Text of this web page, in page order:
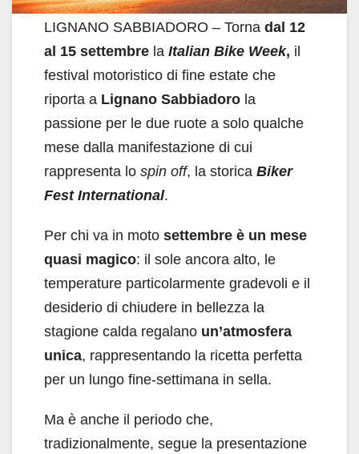
LIGNANO SABBIADORO – Torna dal 12
al 15 settembre la Italian Bike Week, il
festival motoristico di fine estate che
riporta a Lignano Sabbiadoro la
passione per le due ruote a solo qualche
mese dalla manifestazione di cui
rappresenta lo spin off, la storica Biker
Fest International.
Per chi va in moto settembre è un mese
quasi magico: il sole ancora alto, le
temperature particolarmente gradevoli e il
desiderio di chiudere in bellezza la
stagione calda regalano un’atmosfera
unica, rappresentando la ricetta perfetta
per un lungo fine-settimana in sella.
Ma è anche il periodo che,
tradizionalmente, segue la presentazione